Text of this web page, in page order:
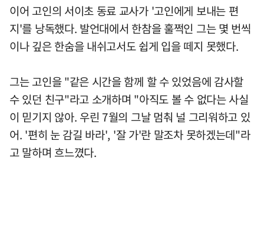
이어 고인의 서이초 동료 교사가 '고인에게 보내는 편
지'를 낭독했다. 발언대에서 한참을 훌쩍인 그는 몇 번씩
이나 깊은 한숨을 내쉬고서도 쉽게 입을 떼지 못했다.
그는 고인을 "같은 시간을 함께 할 수 있었음에 감사할
수 있던 친구"라고 소개하며 "아직도 볼 수 없다는 사실
이 믿기지 않아. 우린 7월의 그날 멈춰 널 그리워하고 있
어. '편히 눈 감길 바라', '잘 가'란 말조차 못하겠는데"라
고 말하며 흐느꼈다.